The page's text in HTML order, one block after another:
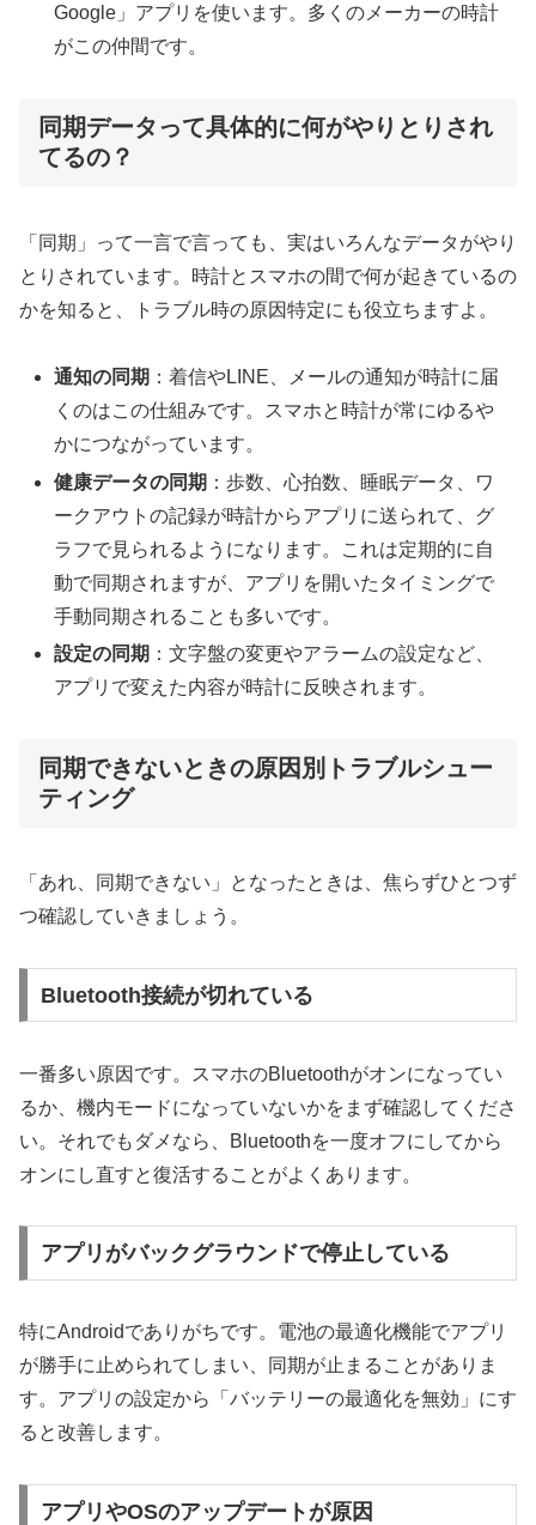
Google」アプリを使います。多くのメーカーの時計
がこの仲間です。
同期データって具体的に何がやりとりされ
てるの？
「同期」って一言で言っても、実はいろんなデータがやり
とりされています。時計とスマホの間で何が起きているの
かを知ると、トラブル時の原因特定にも役立ちますよ。
通知の同期 ：着信やLINE、メールの通知が時計に届
くのはこの仕組みです。スマホと時計が常にゆるや
かにつながっています。
健康データの同期 ：歩数、心拍数、睡眠データ、ワ
ークアウトの記録が時計からアプリに送られて、グ
ラフで見られるようになります。これは定期的に自
動で同期されますが、アプリを開いたタイミングで
手動同期されることも多いです。
設定の同期 ：文字盤の変更やアラームの設定など、
アプリで変えた内容が時計に反映されます。
同期できないときの原因別トラブルシュー
ティング
「あれ、同期できない」となったときは、焦らずひとつず
つ確認していきましょう。
Bluetooth接続が切れている
一番多い原因です。スマホのBluetoothがオンになってい
るか、機内モードになっていないかをまず確認してくださ
い。それでもダメなら、Bluetoothを一度オフにしてから
オンにし直すと復活することがよくあります。
アプリがバックグラウンドで停止している
特にAndroidでありがちです。電池の最適化機能でアプリ
が勝手に止められてしまい、同期が止まることがありま
す。アプリの設定から「バッテリーの最適化を無効」にす
ると改善します。
アプリやOSのアップデートが原因